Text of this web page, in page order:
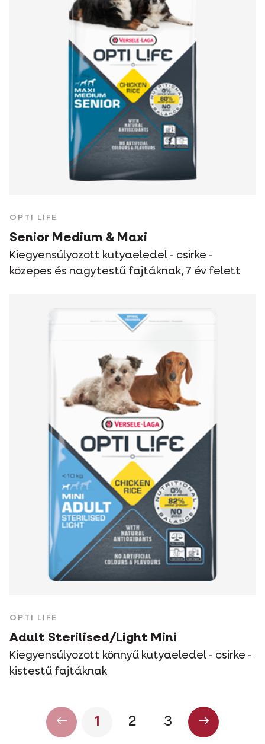
OPTI LIFE
Senior Medium & Maxi
Kiegyensúlyozott kutyaeledel - csirke -
közepes és nagytestű fajtáknak, 7 év felett
OPTI LIFE
Adult Sterilised/Light Mini
Kiegyensúlyozott könnyű kutyaeledel - csirke -
kistestű fajtáknak
1 2 3